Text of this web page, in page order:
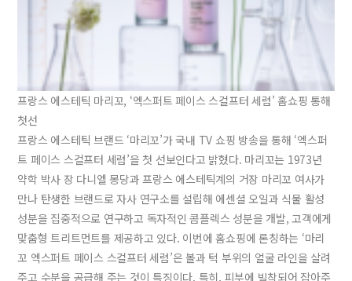
프랑스 에스테틱 마리꼬, ‘엑스퍼트 페이스 스컬프터 세럼’ 홈쇼핑 통해
첫선
프랑스 에스테틱 브랜드 ‘마리꼬’가 국내 TV 쇼핑 방송을 통해 ‘엑스퍼
트 페이스 스컬프터 세럼’을 첫 선보인다고 밝혔다. 마리꼬는 1973년
약학 박사 장 다니엘 몽당과 프랑스 에스테틱계의 거장 마리꼬 여사가
만나 탄생한 브랜드로 자사 연구소를 설립해 에센셜 오일과 식물 활성
성분을 집중적으로 연구하고 독자적인 콤플렉스 성분을 개발, 고객에게
맞춤형 트리트먼트를 제공하고 있다. 이번에 홈쇼핑에 론칭하는 ‘마리
꼬 엑스퍼트 페이스 스컬프터 세럼’은 볼과 턱 부위의 얼굴 라인을 살려
주고 수분을 공급해 주는 것이 특징이다. 특히, 피부에 빌착되어 잡아주